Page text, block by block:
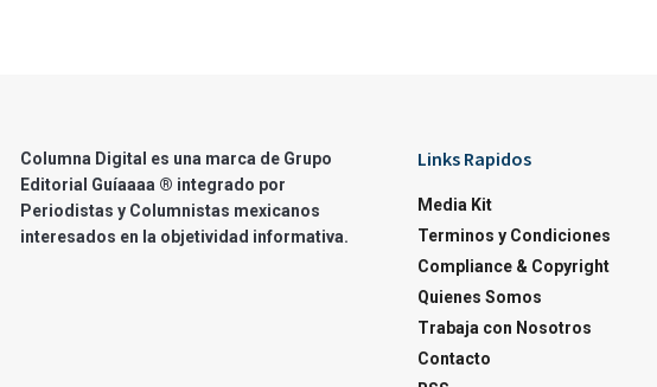
Columna Digital es una marca de Grupo
Editorial Guíaaaa ® integrado por
Periodistas y Columnistas mexicanos
interesados en la objetividad informativa.
Links Rapidos
Media Kit
Terminos y Condiciones
Compliance & Copyright
Quienes Somos
Trabaja con Nosotros
Contacto